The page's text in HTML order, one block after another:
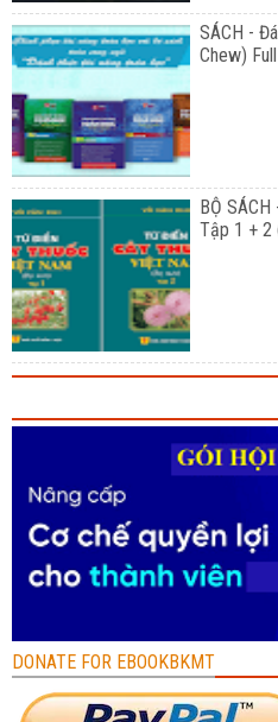
SÁCH -
Chew)
BỘ
Tập 1 + 2
DONATE FOR EBOOKBKMT